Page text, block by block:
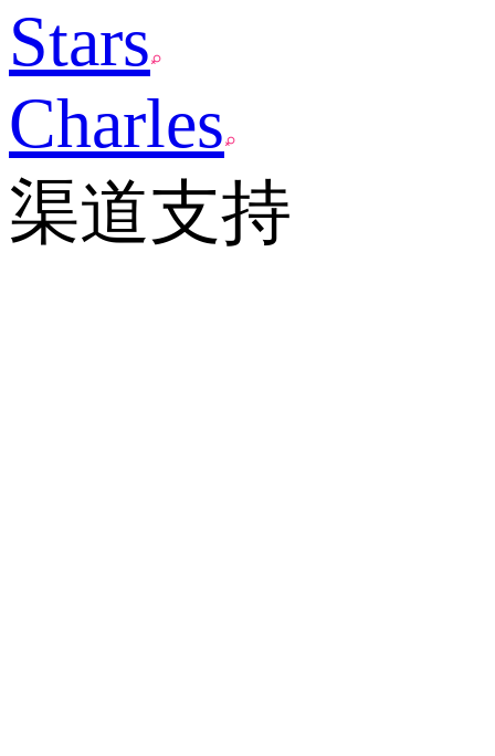
Stars
Charles
渠道支持